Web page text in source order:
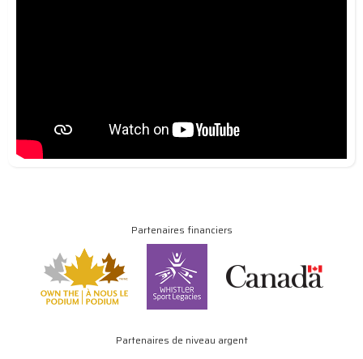
Partenaires financiers
Partenaires de niveau argent